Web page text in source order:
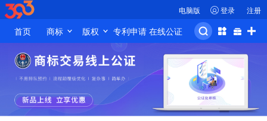
电脑版 登录 注册
首页 商标 版权 专利申请 在线公证
品牌保护